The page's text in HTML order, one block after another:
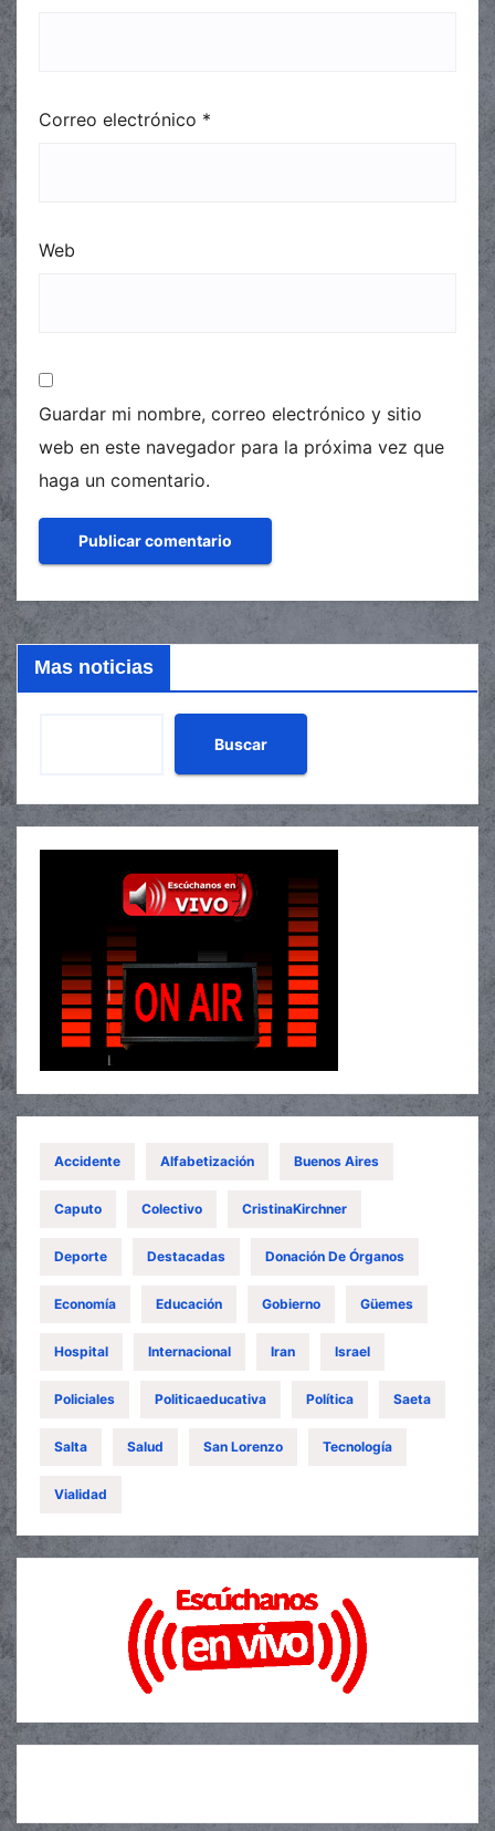
Correo electrónico *
Web
Guardar mi nombre, correo electrónico y sitio
web en este navegador para la próxima vez que
haga un comentario.
Mas noticias
Buscar
Accidente Alfabetización Buenos Aires
Caputo Colectivo CristinaKirchner
Deporte Destacadas Donación De Órganos
Economía Educación Gobierno Güemes
Hospital Internacional Iran Israel
Policiales Politicaeducativa Política Saeta
Salta Salud San Lorenzo Tecnología
Vialidad